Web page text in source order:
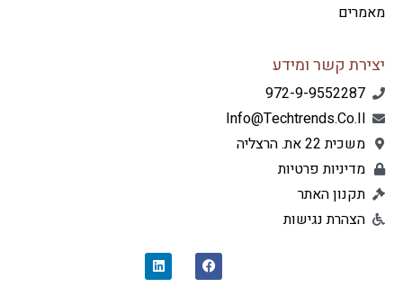
קשר ומידע
972-9-9552287
Info@techtrends.co.il
משכית 22 את. הרצליה
מדיניות פרטיות
תקנון האתר
הצהרת נגישות